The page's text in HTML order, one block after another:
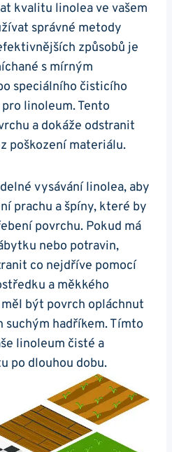
kvalitu linolea ve vašem
správné metody
způsobů je
s mírným
speciálního čisticího
linoleum. Tento
a dokáže odstranit
poškození materiálu.
vysávání linolea, aby
prachu a špíny, které by
povrchu. Pokud má
nebo potravin,
co nejdříve pomocí
a měkkého
být povrch opláchnut
suchým hadříkem. Tímto
linoleum čisté a
po dlouhou dobu.